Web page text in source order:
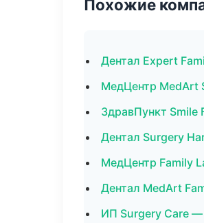
Похожие
Дентал Expert
МедЦентр MedArt
ЗдравПункт
Дентал Surgery
МедЦентр Family
Дентал MedArt
ИП Surgery Care —